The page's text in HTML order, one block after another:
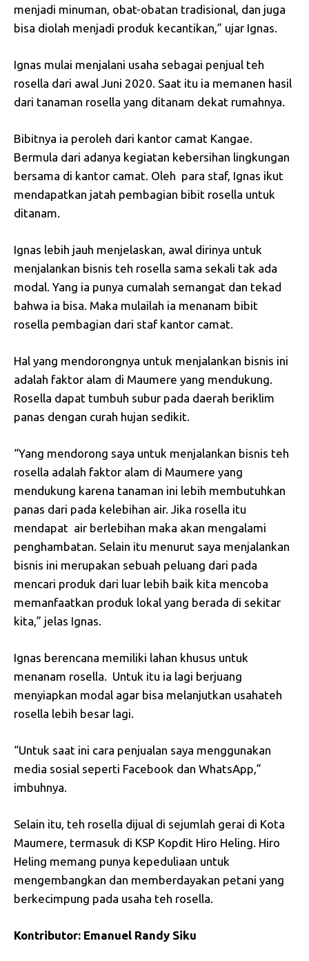
menjadi minuman, obat-obatan tradisional, dan juga
bisa diolah menjadi produk kecantikan,” ujar Ignas.
Ignas mulai menjalani usaha sebagai penjual teh
rosella dari awal Juni 2020. Saat itu ia memanen hasil
dari tanaman rosella yang ditanam dekat rumahnya.
Bibitnya ia peroleh dari kantor camat Kangae.
Bermula dari adanya kegiatan kebersihan lingkungan
bersama di kantor camat. Oleh para staf, Ignas ikut
mendapatkan jatah pembagian bibit rosella untuk
ditanam.
Ignas lebih jauh menjelaskan, awal dirinya untuk
menjalankan bisnis teh rosella sama sekali tak ada
modal. Yang ia punya cumalah semangat dan tekad
bahwa ia bisa. Maka mulailah ia menanam bibit
rosella pembagian dari staf kantor camat.
Hal yang mendorongnya untuk menjalankan bisnis ini
adalah faktor alam di Maumere yang mendukung.
Rosella dapat tumbuh subur pada daerah beriklim
panas dengan curah hujan sedikit.
“Yang mendorong saya untuk menjalankan bisnis teh
rosella adalah faktor alam di Maumere yang
mendukung karena tanaman ini lebih membutuhkan
panas dari pada kelebihan air. Jika rosella itu
mendapat air berlebihan maka akan mengalami
penghambatan. Selain itu menurut saya menjalankan
bisnis ini merupakan sebuah peluang dari pada
mencari produk dari luar lebih baik kita mencoba
memanfaatkan produk lokal yang berada di sekitar
kita,” jelas Ignas.
Ignas berencana memiliki lahan khusus untuk
menanam rosella. Untuk itu ia lagi berjuang
menyiapkan modal agar bisa melanjutkan usahateh
rosella lebih besar lagi.
“Untuk saat ini cara penjualan saya menggunakan
media sosial seperti Facebook dan WhatsApp,”
imbuhnya.
Selain itu, teh rosella dijual di sejumlah gerai di Kota
Maumere, termasuk di KSP Kopdit Hiro Heling. Hiro
Heling memang punya kepeduliaan untuk
mengembangkan dan memberdayakan petani yang
berkecimpung pada usaha teh rosella.
Kontributor: Emanuel Randy Siku